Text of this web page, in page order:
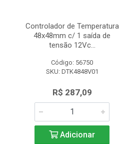
Controlador de Temperatura
48x48mm c/ 1 saída de
tensão 12Vc...
Código: 56750
SKU: DTK4848V01
R$ 287,09
Adicionar